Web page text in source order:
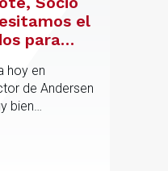
el
para
hoy en
de Andersen
bien
que vamos